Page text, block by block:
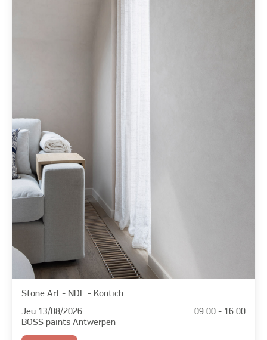
Stone Art - NDL - Kontich
Jeu.13/08/2026
09:00 - 16:00
BOSS paints Antwerpen